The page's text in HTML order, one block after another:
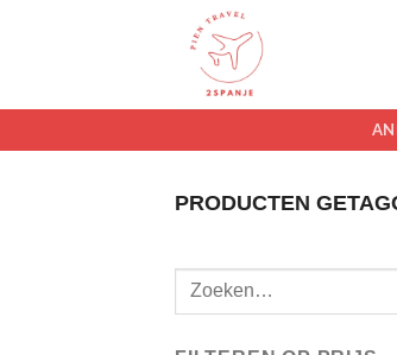
PRODUCTEN